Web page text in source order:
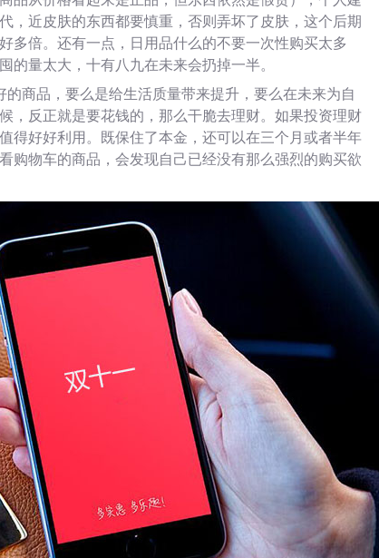
，近皮肤的东西都要慎重，否则弄坏了皮肤，这个后期
多倍。还有一点，日用品什么的不要一次性购买太多
的量太大，十有八九在未来会扔掉一半。
商品，要么是给生活质量带来提升，要么在未来为自
，反正就是要花钱的，那么干脆去理财。如果投资理财
得好好利用。既保住了本金，还可以在三个月或者半年
购物车的商品，会发现自己已经没有那么强烈的购买欲